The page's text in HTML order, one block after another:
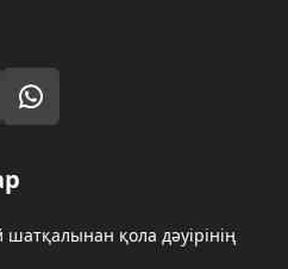
қола дәуірінің